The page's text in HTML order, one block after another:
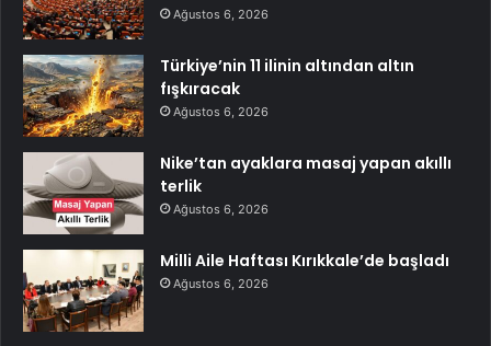
Ağustos 6, 2026
Türkiye’nin 11 ilinin altından altın
fışkıracak
Ağustos 6, 2026
Nike’tan ayaklara masaj yapan akıllı
terlik
Ağustos 6, 2026
Milli Aile Haftası Kırıkkale’de başladı
Ağustos 6, 2026